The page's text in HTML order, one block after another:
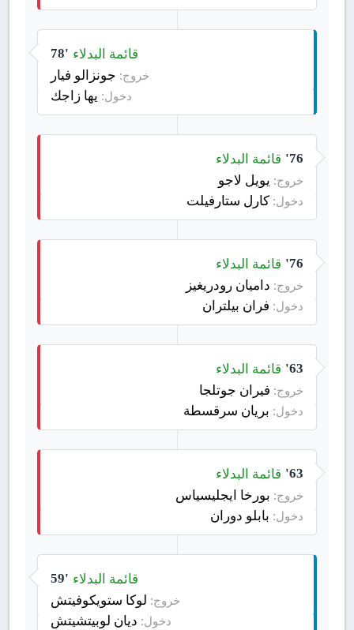
78' قائمة البدلاء
خروج: جونزالو فيار
دخول: يها زاجك
76' قائمة البدلاء
خروج: يويل لاجو
دخول: كارل ستارفيلت
76' قائمة البدلاء
خروج: داميان رودريغيز
دخول: فران بيلتران
63' قائمة البدلاء
خروج: فيران جوتلجا
دخول: بريان سرقسطة
63' قائمة البدلاء
خروج: بورخا ايجليسياس
دخول: بابلو دوران
59' قائمة البدلاء
خروج: لوكا ستويكوفيتش
دخول: ديان لوبيتشيتش